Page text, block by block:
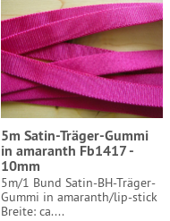
5m Satin-Träger-Gummi
in amaranth Fb1417 -
10mm
5m/1 Bund Satin-BH-Träger-
Gummi in amaranth/lip-stick
Breite: ca....